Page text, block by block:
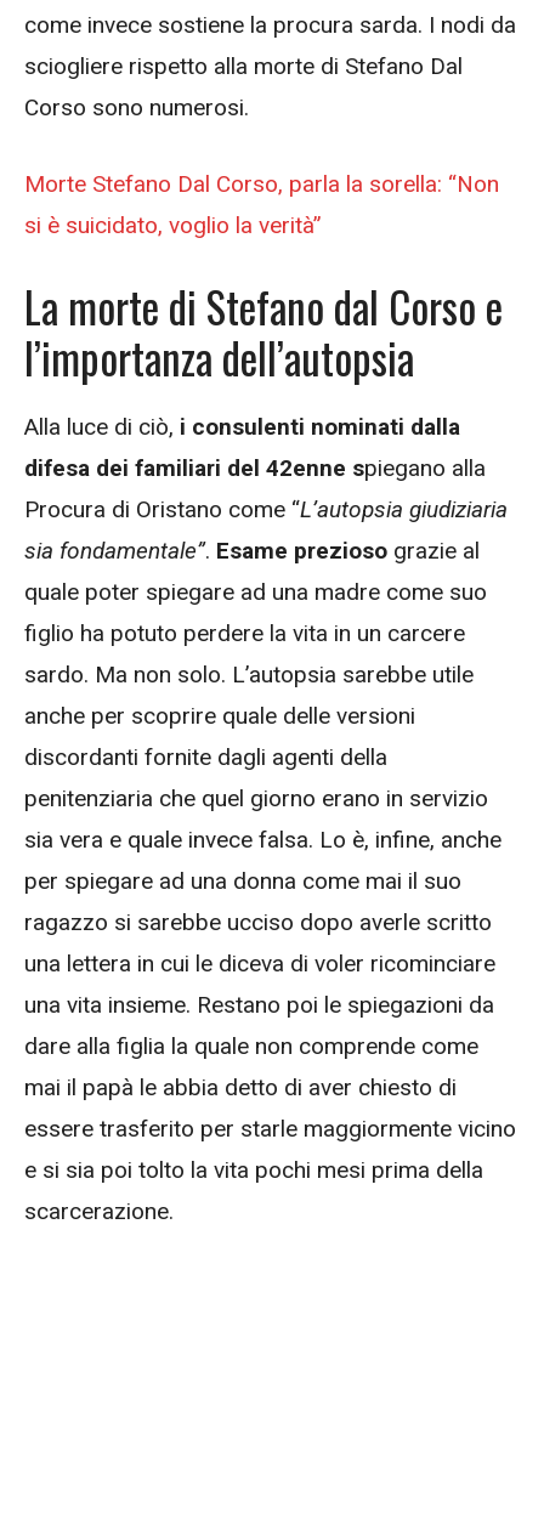
come invece sostiene la procura sarda. I nodi da
sciogliere rispetto alla morte di Stefano Dal
Corso sono numerosi.
Morte Stefano Dal Corso, parla la sorella: “Non
si è suicidato, voglio la verità”
La morte di Stefano dal Corso e
l’importanza dell’autopsia
Alla luce di ciò, i consulenti nominati dalla
difesa dei familiari del 42enne spiegano alla
Procura di Oristano come “L’autopsia giudiziaria
sia fondamentale”. Esame prezioso grazie al
quale poter spiegare ad una madre come suo
figlio ha potuto perdere la vita in un carcere
sardo. Ma non solo. L’autopsia sarebbe utile
anche per scoprire quale delle versioni
discordanti fornite dagli agenti della
penitenziaria che quel giorno erano in servizio
sia vera e quale invece falsa. Lo è, infine, anche
per spiegare ad una donna come mai il suo
ragazzo si sarebbe ucciso dopo averle scritto
una lettera in cui le diceva di voler ricominciare
una vita insieme. Restano poi le spiegazioni da
dare alla figlia la quale non comprende come
mai il papà le abbia detto di aver chiesto di
essere trasferito per starle maggiormente vicino
e si sia poi tolto la vita pochi mesi prima della
scarcerazione.